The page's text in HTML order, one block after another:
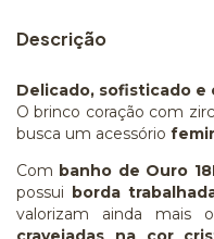
Descrição
Delicado, sofisticado e
O brinco coração com
busca um acessório
Com banho de Ouro
possui borda
valorizam ainda mais